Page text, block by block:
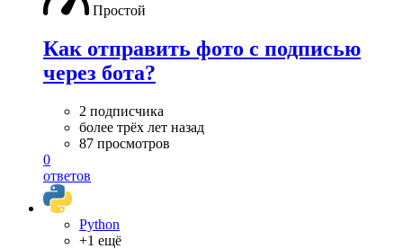
Простой
Как отправить фото с подписью
через бота?
2 подписчика
более трёх лет назад
87 просмотров
0
ответов
Python
+1 ещё